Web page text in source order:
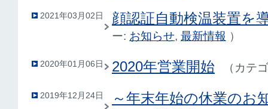
2021年03月02日 顔認証自動検温装置を
ー: お知らせ, 最新情報 ）
2020年01月06日 2020年営業開始 （ カテ
2019年12月24日 ～年末年始の休業のお